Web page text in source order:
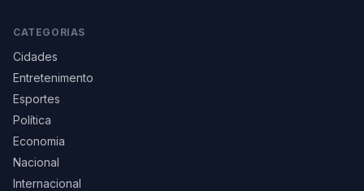
CATEGORIAS
Cidades
Entretenimento
Esportes
Política
Economia
Nacional
Internacional